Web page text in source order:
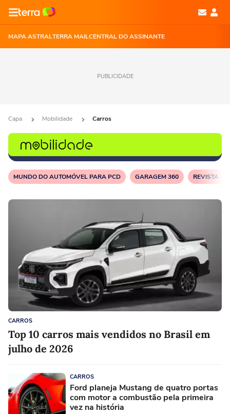
MAPA ASTRALTERRA MAILCENTRAL DO ASSINANTE
PUBLICIDADE
Capa Mobilidade Carros
MUNDO DO AUTOMÓVEL PARA PCD GARAGEM 360 REVISTA
CARROS
Top 10 carros mais vendidos no Brasil em
julho de 2026
CARROS
Ford planeja Mustang de quatro portas
com motor a combustão pela primeira
vez na história